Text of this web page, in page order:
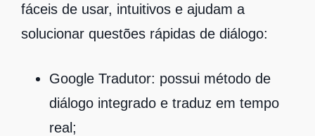
fáceis de usar, intuitivos e ajudam a
solucionar questões rápidas de diálogo:
Google Tradutor: possui método de
diálogo integrado e traduz em tempo
real;